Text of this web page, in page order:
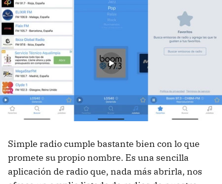
Simple radio cumple bastante bien con lo que
promete su propio nombre. Es una sencilla
aplicación de radio que, nada más abrirla, nos